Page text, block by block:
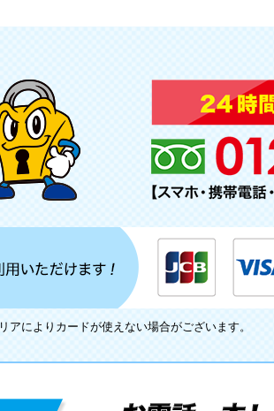
によりカードが使えない場合がございます。